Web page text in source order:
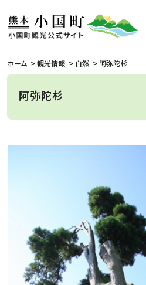
歴史に触れる
施設を訪れる
ホーム > 観光情報 > 自然 > 阿弥陀杉
阿弥陀杉